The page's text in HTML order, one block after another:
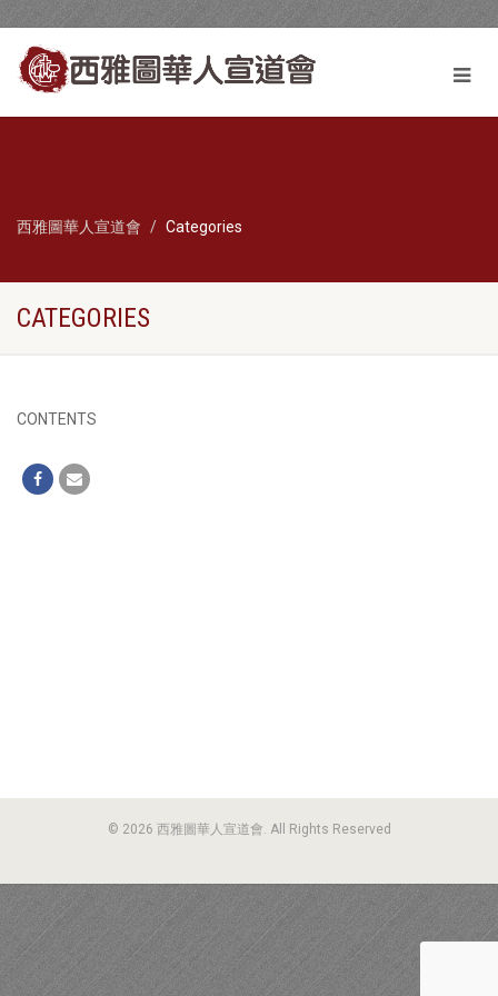
西雅圖華人宣道會 Categories
CATEGORIES
CONTENTS
© 2026 西雅圖華人宣道會. All Rights Reserved